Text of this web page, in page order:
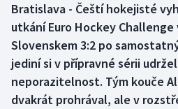
Boby a skeleton
Box
Curling
AZ kvíz
Bratislava - Čeští hokejisté
utkání Euro Hockey
Slovenskem 3:2 po
jediní si v přípravné sérii
neporazitelnost. Tým kouče
dvakrát prohrával, ale v